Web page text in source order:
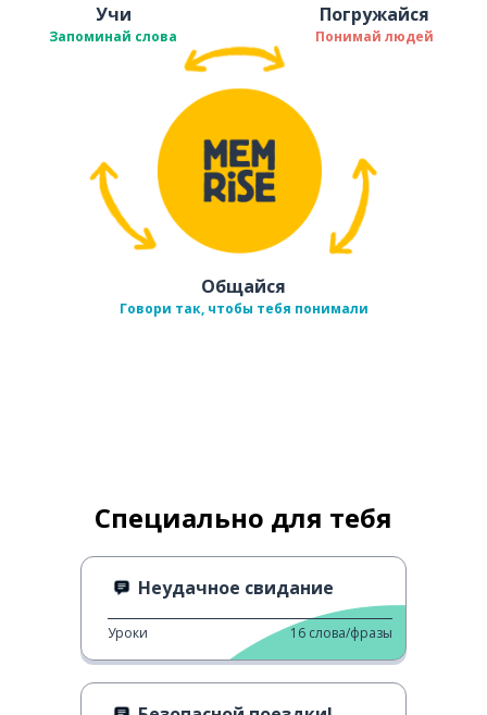
Учи
Запоминай слова
Погружайся
Понимай людей
Общайся
Говори так, чтобы тебя понимали
Специально для тебя
Неудачное свидание
Уроки 16 слова/фразы